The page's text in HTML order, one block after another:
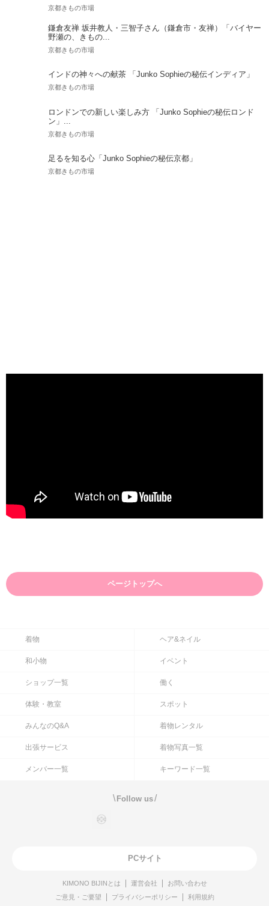
京都きもの市場
鎌倉友禅 坂井教人・三智子さん（鎌倉市・友禅）「バイヤー
野瀬の、きもの...
京都きもの市場
インドの神々への献茶 「Junko Sophieの秘伝インディア」
京都きもの市場
ロンドンでの新しい楽しみ方 「Junko Sophieの秘伝ロンド
ン」...
京都きもの市場
足るを知る心「Junko Sophieの秘伝京都」
京都きもの市場
ページトップへ
着物 ヘア&ネイル
和小物 イベント
ショップ一覧 働く
体験・教室 スポット
みんなのQ&A 着物レンタル
出張サービス 着物写真一覧
メンバー一覧 キーワード一覧
\ Follow us/
PCサイト
KIMONO BIJINとは 運営会社
お問い合わせ
ご意見・ご要望
プライバシーポリシー 利用規約